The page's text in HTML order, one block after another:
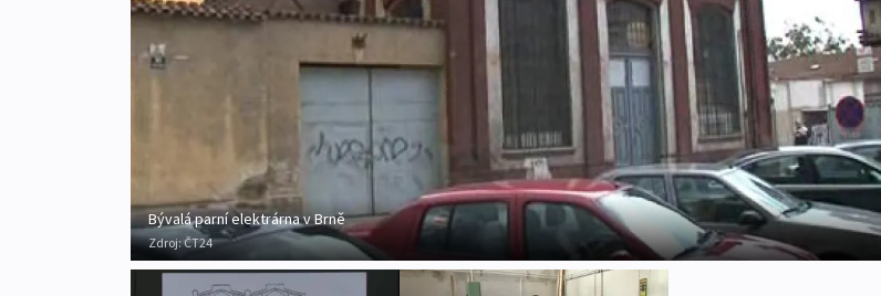
Bývalá parní elektrárna v Brně
Zdroj:ČT24